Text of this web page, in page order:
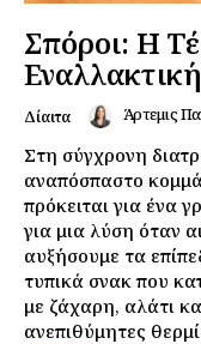
Σπόροι: Η
Εναλλακτική
Δίαιτα Άρτεμις
Στη σύγχρονη
αναπόσπαστο
πρόκειται για ένα
για μια λύση όταν
αυξήσουμε τα
τυπικά σνακ που
με ζάχαρη, αλάτι
ανεπιθύμητες